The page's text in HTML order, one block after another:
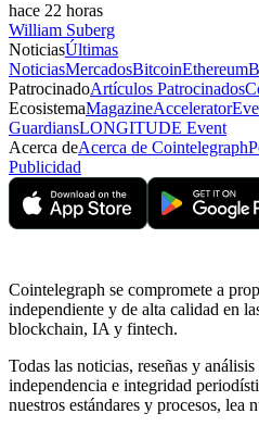
hace 22 horas
William Suberg
NoticiasÚltimas
NoticiasMercadosBitcoinEthereum
PatrocinadoArtículos Patrocinados
EcosistemaMagazineAccelerator
GuardiansLONGITUDE Event
Acerca deAcerca de Cointelegraph
Publicidad
Cointelegraph se compromete a
independiente y de alta calidad en
blockchain, IA y fintech.
Todas las noticias, reseñas y
independencia e integridad
nuestros estándares y procesos, lea